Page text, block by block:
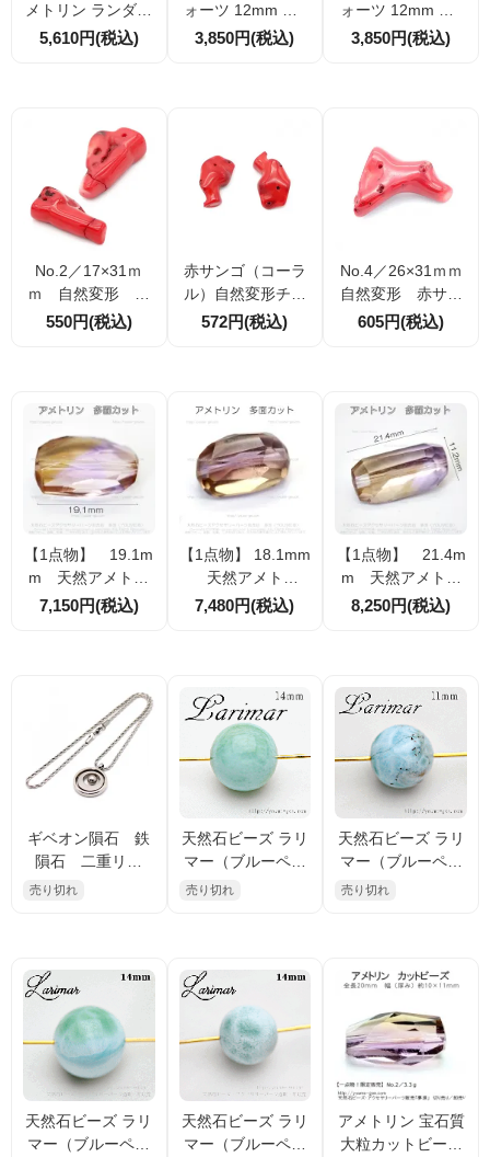
メトリン ランダム
多面カットビーズ
5,610円(税込)
ォーツ 12mm 1
点物No.1（155959
3,850円(税込)
ォーツ 12mm 1
点物No.4（155960
3,850円(税込)
No.2／17×31ｍ
ｍ 自然変形 赤
サンゴ（コーラ
550円(税込)
赤サンゴ（コーラ
ル）自然変形チャ
ーム 1ｍｍ穴開
572円(税込)
No.4／26×31ｍｍ
自然変形 赤サン
ゴ（コーラル）1ｍ
605円(税込)
【1点物】 19.1m
m 天然アメトリ
ン ランダム 多面
7,150円(税込)
【1点物】 18.1mm
天然アメトリ
ン ランダム 多面
7,480円(税込)
【1点物】 21.4m
m 天然アメトリ
ン ランダム 多
8,250円(税込)
ギベオン隕石 鉄
隕石 二重リン
グ ペンダントト
売り切れ
天然石ビーズ ラリ
マー（ブルーペク
トライト） 14mm
売り切れ
天然石ビーズ ラリ
マー（ブルーペク
トライト） 11mm
売り切れ
天然石ビーズ ラリ
マー（ブルーペク
天然石ビーズ ラリ
マー（ブルーペク
アメトリン 宝石質
大粒カットビーズ